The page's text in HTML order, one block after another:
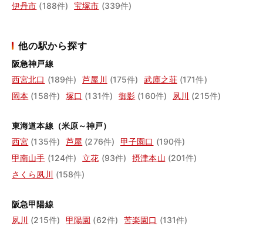
伊丹市 (188件) 宝塚市 (339件)
他の駅から探す
阪急神戸線
西宮北口 (189件) 芦屋川 (175件) 武庫之荘 (171件)
岡本 (158件) 塚口 (131件) 御影 (160件) 夙川 (215件)
東海道本線（米原～神戸）
西宮 (135件) 芦屋 (276件) 甲子園口 (190件)
甲南山手 (124件) 立花 (93件) 摂津本山 (201件)
さくら夙川 (158件)
阪急甲陽線
夙川 (215件) 甲陽園 (62件) 苦楽園口 (131件)